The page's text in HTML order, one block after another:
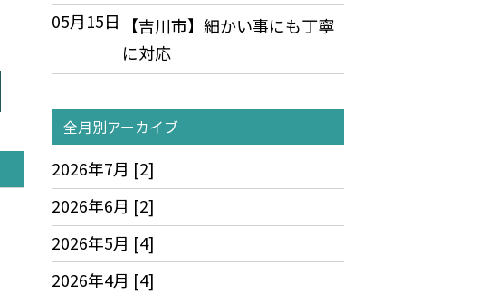
05月15日
【吉川市】細かい事にも丁寧
に対応
全月別アーカイブ
2026年7月 [2]
2026年6月 [2]
2026年5月 [4]
2026年4月 [4]